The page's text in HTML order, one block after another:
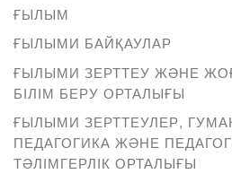
ҒЫЛЫМ
ҒЫЛЫМИ БАЙҚАУЛАР
ҒЫЛЫМИ ЗЕРТТЕУ ЖӘНЕ
БІЛІМ БЕРУ ОРТАЛЫҒЫ
ҒЫЛЫМИ ЗЕРТТЕУЛЕР,
ПЕДАГОГИКА ЖӘНЕ
ТӘЛІМГЕРЛІК ОРТАЛЫҒЫ